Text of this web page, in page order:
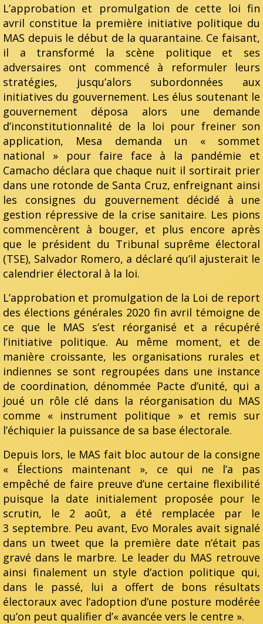
L’approbation et promulgation de cette loi fin
avril constitue la première initiative politique du
MAS depuis le début de la quarantaine. Ce faisant,
il a transformé la scène politique et ses
adversaires ont commencé à reformuler leurs
stratégies, jusqu’alors subordonnées aux
initiatives du gouvernement. Les élus soutenant le
gouvernement déposa alors une demande
d’inconstitutionnalité de la loi pour freiner son
application, Mesa demanda un « sommet
national » pour faire face à la pandémie et
Camacho déclara que chaque nuit il sortirait prier
dans une rotonde de Santa Cruz, enfreignant ainsi
les consignes du gouvernement décidé à une
gestion répressive de la crise sanitaire. Les pions
commencèrent à bouger, et plus encore après
que le président du Tribunal suprême électoral
(TSE), Salvador Romero, a déclaré qu’il ajusterait le
calendrier électoral à la loi.
L’approbation et promulgation de la Loi de report
des élections générales 2020 fin avril témoigne de
ce que le MAS s’est réorganisé et a récupéré
l’initiative politique. Au même moment, et de
manière croissante, les organisations rurales et
indiennes se sont regroupées dans une instance
de coordination, dénommée Pacte d’unité, qui a
joué un rôle clé dans la réorganisation du MAS
comme « instrument politique » et remis sur
l’échiquier la puissance de sa base électorale.
Depuis lors, le MAS fait bloc autour de la consigne
« Élections maintenant », ce qui ne l’a pas
empêché de faire preuve d’une certaine flexibilité
puisque la date initialement proposée pour le
scrutin, le 2 août, a été remplacée par le
3 septembre. Peu avant, Evo Morales avait signalé
dans un tweet que la première date n’était pas
gravé dans le marbre. Le leader du MAS retrouve
ainsi finalement un style d’action politique qui,
dans le passé, lui a offert de bons résultats
électoraux avec l’adoption d’une posture modérée
qu’on peut qualifier d’« avancée vers le centre ».